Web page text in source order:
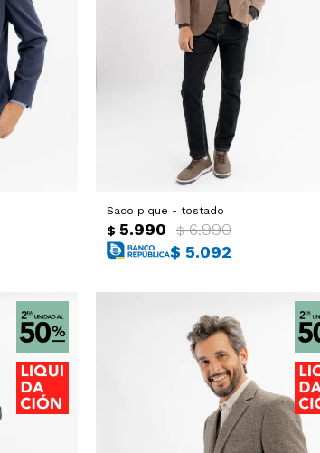
Saco pique - tostado
$ 5.990 $ 6.990
$ 5.092